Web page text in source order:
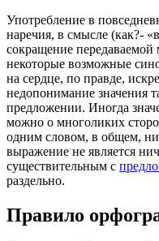
Употребление в
наречия, в смысле (как?-
сокращение
некоторые возможные
на сердце, по правде,
недопонимание значения
предложении. Иногда
можно о многоликих
одним словом, в общем,
выражение не является
существительным с
раздельно.
Правило